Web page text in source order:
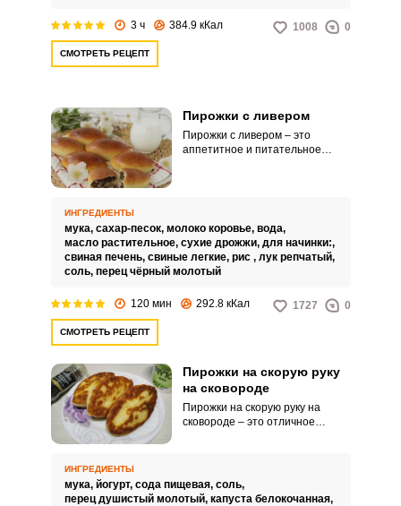
3 ч 384.9 кКал 1008 0
СМОТРЕТЬ РЕЦЕПТ
Пирожки с ливером
Пирожки с ливером – это
аппетитное и питательное
ИНГРЕДИЕНТЫ
мука, сахар-песок, молоко коровье, вода,
масло растительное, сухие дрожжи, для начинки:,
свиная печень, свиные легкие, рис , лук репчатый,
соль, перец чёрный молотый
120 мин 292.8 кКал 1727 0
СМОТРЕТЬ РЕЦЕПТ
Пирожки на скорую руку
на сковороде
Пирожки на скорую руку на
сковороде – это отличное
питательностью и аппетитным
внешним видом.
ИНГРЕДИЕНТЫ
мука, йогурт, сода пищевая, соль,
перец душистый молотый, капуста белокочанная,